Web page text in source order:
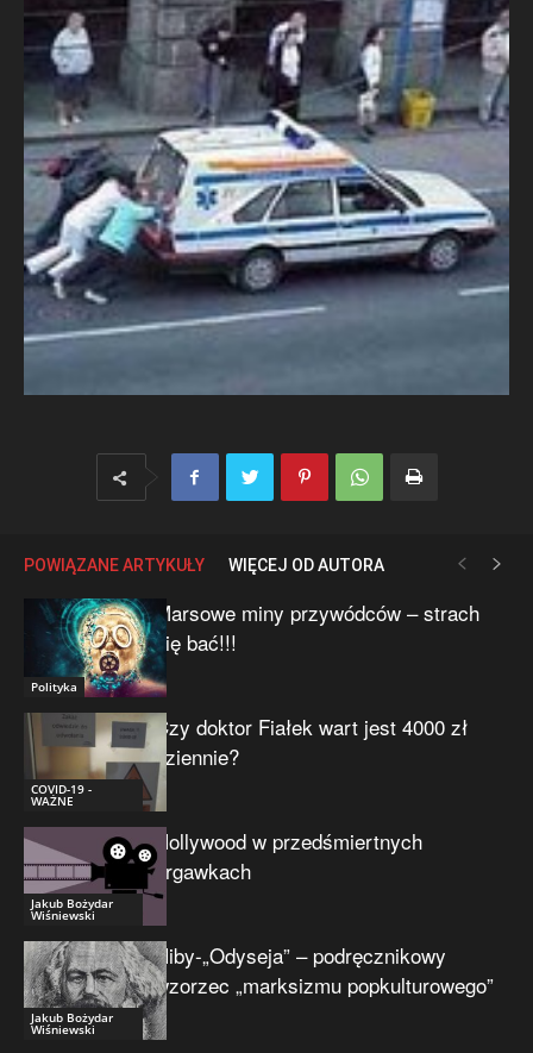
POWIĄZANE ARTYKUŁY WIĘCEJ OD AUTORA
Polityka
Marsowe miny przywódców – strach
się bać!!!
COVID-19 -
WAŻNE
Czy doktor Fiałek wart jest 4000 zł
dziennie?
Jakub Bożydar
Wiśniewski
Hollywood w przedśmiertnych
drgawkach
Jakub Bożydar
Wiśniewski
Niby-„Odyseja” – podręcznikowy
wzorzec „marksizmu popkulturowego”